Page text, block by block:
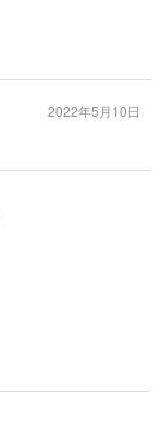
2022年5月10日